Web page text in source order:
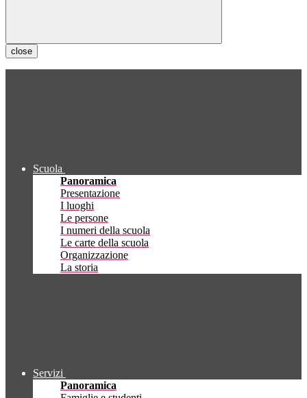
close
Scuola
Panoramica
Presentazione
I luoghi
Le persone
I numeri della scuola
Le carte della scuola
Organizzazione
La storia
Servizi
Panoramica